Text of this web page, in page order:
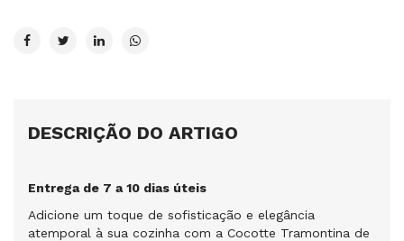
DESCRIÇÃO DO ARTIGO
Entrega de 7 a 10 dias úteis
Adicione um toque de sofisticação e elegância
atemporal à sua cozinha com a Cocotte Tramontina de